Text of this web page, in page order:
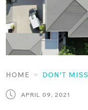
HOME DON'T MISS
APRIL 09, 2021